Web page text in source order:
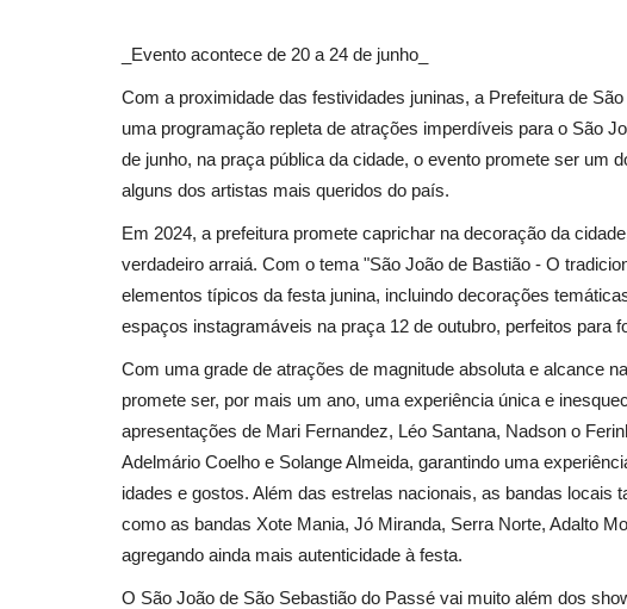
_Evento acontece de 20 a 24 de junho_
Com a proximidade das festividades juninas, a Prefeitura de
uma programação repleta de atrações imperdíveis para o São
de junho, na praça pública da cidade, o evento promete ser um
alguns dos artistas mais queridos do país.
Em 2024, a prefeitura promete caprichar na decoração da
verdadeiro arraiá. Com o tema "São João de Bastião - O
elementos típicos da festa junina, incluindo decorações
espaços instagramáveis na praça 12 de outubro, perfeitos para
Com uma grade de atrações de magnitude absoluta e alcance
promete ser, por mais um ano, uma experiência única e
apresentações de Mari Fernandez, Léo Santana, Nadson o
Adelmário Coelho e Solange Almeida, garantindo uma
idades e gostos. Além das estrelas nacionais, as bandas locais
como as bandas Xote Mania, Jó Miranda, Serra Norte, Adalto
agregando ainda mais autenticidade à festa.
O São João de São Sebastião do Passé vai muito além dos
Cristóvão
Polícia Militar realiza reunião de
alinhamento para a segurança...
Redação